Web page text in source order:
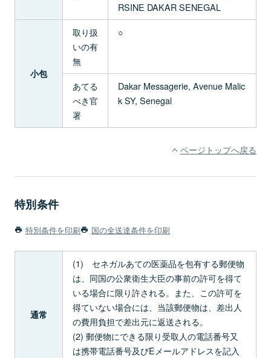
RSINE DAKAR SENEGAL
小包
取り扱
いの有
無
○
あてる
べき官
署
Dakar Messagerie, Avenue Malic
k SY, Senegal
ページトップへ戻る
特別条件
特別条件を印刷 国の全送達条件を印刷
通常
(1) セネガルあての医薬品を包有する郵便物
は、同国の公衆衛生大臣の事前の許可を得て
いる場合に限り許される。また、この許可を
得ていない場合には、当該郵便物は、差出人
の費用負担で差出元に返送される。
(2) 郵便物にできる限り受取人の電話番号又
は携帯電話番号及びEメールアドレスを記入